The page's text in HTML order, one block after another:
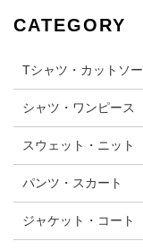
CATEGORY
Tシャツ・カットソー
シャツ・ワンピース
スウェット・ニット
パンツ・スカート
ジャケット・コート